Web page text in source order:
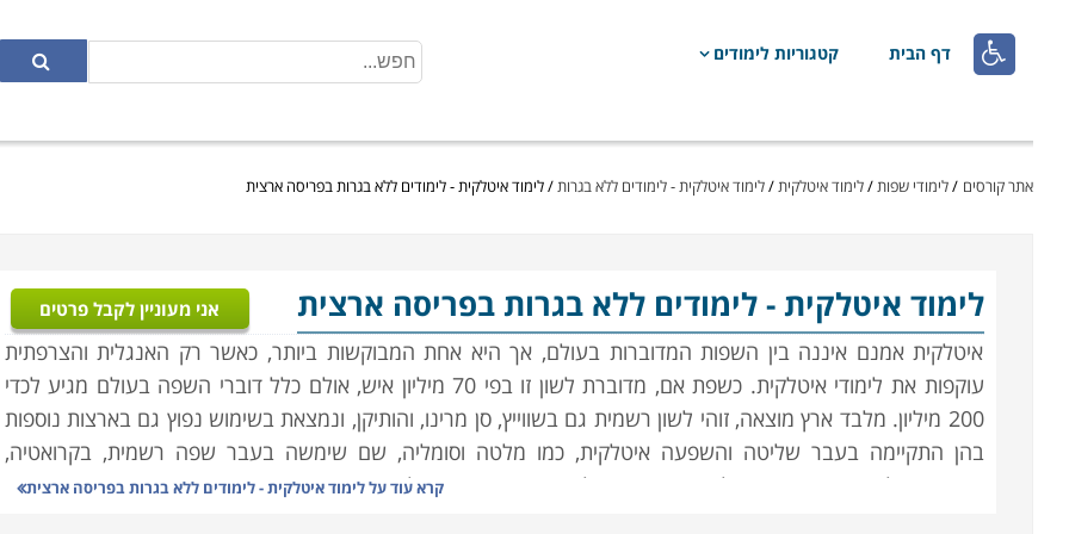
 דף הבית קטגוריות לימודים
אתר קורסים /לימודי שפות/לימוד איטלקית/לימוד איטלקית - לימודים ללא בגרות/לימוד איטלקית - לימודים ללא בגרות בפריסה ארצית
לימוד איטלקית- לימודים ללא בגרות בפריסה ארצית אני מעוניין לקבל פרטים
איטלקית אמנם איננה בין השפות המדוברות בעולם, אך היא אחת המבוקשות ביותר, כאשר רק האנגלית והצרפתית
עוקפות את לימודי איטלקית. כשפת אם, מדוברת לשון זו בפי 70 מיליון איש, אולם כלל דוברי השפה בעולם מגיע לכדי
200 מיליון. מלבד ארץ מוצאה, זוהי לשון רשמית גם בשווייץ, סן מרינו, והותיקן, ונמצאת בשימוש נפוץ גם בארצות נוספות
בהן התקיימה בעבר שליטה והשפעה איטלקית, כמו מלטה וסומליה, שם שימשה בעבר שפה רשמית, בקרואטיה,
אתיופיה, אלבניה, אריתריאה, סלובניה, תוניסיה ולוב, וכמובן בקרב קהילות מהגרים בארצות רבות נוספות.
קרא עוד עללימוד איטלקית - לימודים ללא בגרות בפריסה ארצית